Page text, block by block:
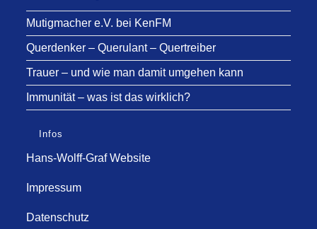
Mutigmacher e.V. bei KenFM
Querdenker – Querulant – Quertreiber
Trauer – und wie man damit umgehen kann
Immunität – was ist das wirklich?
Infos
Hans-Wolff-Graf Website
Impressum
Datenschutz